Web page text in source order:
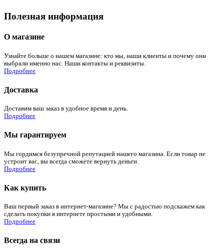
Полезная информация
О магазине
Узнайте больше о нашем магазине: кто мы, наши клиенты и почему они
выбрали именно нас. Наши контакты и реквизиты.
Подробнее
Доставка
Доставим ваш заказ в удобное время и день.
Подробнее
Мы гарантируем
Мы гордимся безупречной репутацией нашего магазина. Если товар не
устроит вас, вы всегда сможете вернуть деньги.
Подробнее
Как купить
Ваш первый заказ в интернет-магазине? Мы с радостью подскажем как
сделать покупки в интернете простыми и удобными.
Подробнее
Всегда на связи